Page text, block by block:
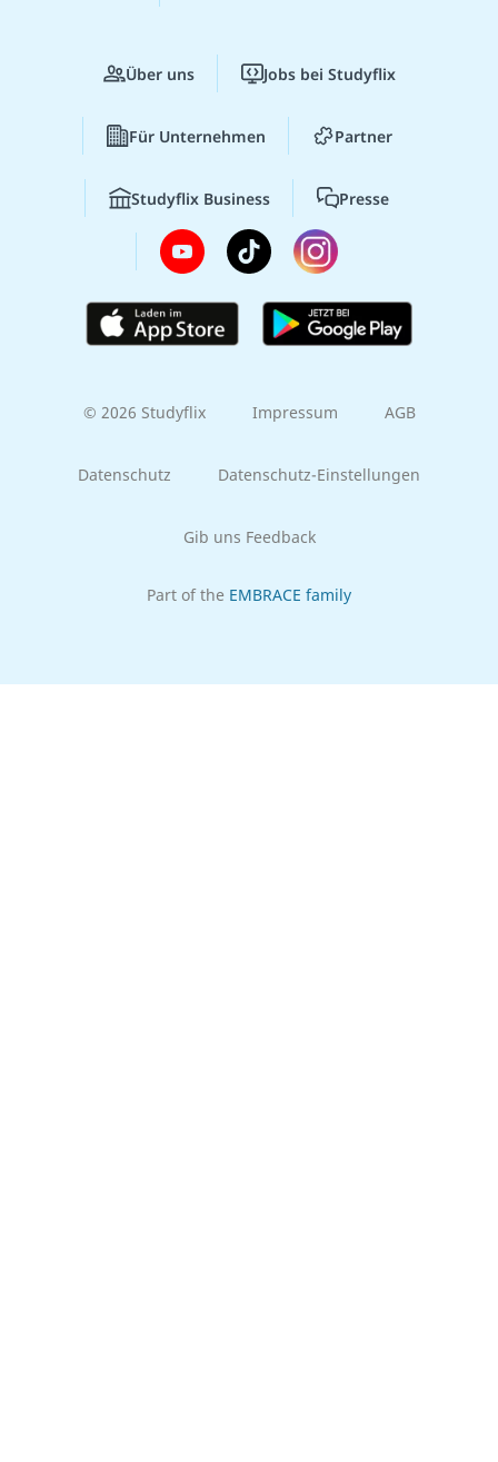
Über uns Jobs bei Studyflix
Für Unternehmen Partner
Studyflix Business Presse
© 2026 Studyflix Impressum AGB
Datenschutz Datenschutz-Einstellungen
Gib uns Feedback
Part of the EMBRACE family